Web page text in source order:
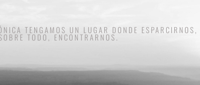
TENGAMOS UN LUGAR DONDE ESPARCIRNOS,
TODO, ENCONTRARNOS.